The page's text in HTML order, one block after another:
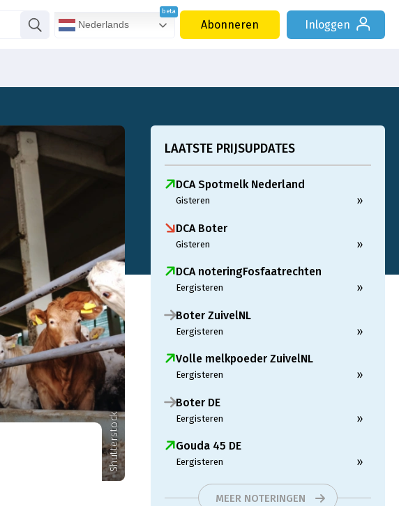
Nederlands Abonneren Inloggen
Shutterstock
LAATSTE PRIJSUPDATES
DCA Spotmelk Nederland
Gisteren »
DCA Boter
Gisteren »
DCA noteringFosfaatrechten
Eergisteren »
Boter ZuivelNL
Eergisteren »
Volle melkpoeder ZuivelNL
Eergisteren »
Boter DE
Eergisteren »
Gouda 45 DE
Eergisteren »
MEER NOTERINGEN